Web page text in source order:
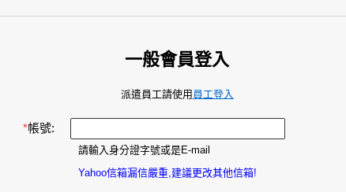
一般會員登入
派遣員工請使用 員工登入
*帳號:
請輸入身分證字號或是E-mail
Yahoo信箱漏信嚴重,建議更改其他信箱!